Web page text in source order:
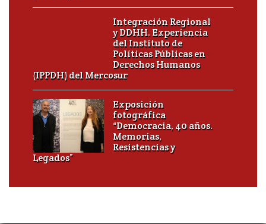
Integración Regional
y DDHH. Experiencia
del Instituto de
Políticas Públicas en
Derechos Humanos
(IPPDH) del Mercosur
Exposición
fotográfica
“Democracia, 40 años.
Memorias,
Resistencias y
Legados”